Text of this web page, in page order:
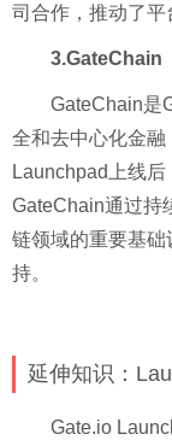
司合作，推动了平
3.GateChain
GateChain是
全和去中心化金
Launchpad上线后
GateChain通过持
链领域的重要基
持。
延伸知识：
Gate.io